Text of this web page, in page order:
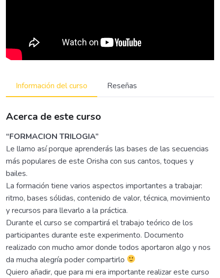
Información del curso Reseñas
Acerca de este curso
“FORMACION TRILOGIA”
Le llamo así porque aprenderás las bases de las secuencias
más populares de este Orisha con sus cantos, toques y
bailes.
La formación tiene varios aspectos importantes a trabajar:
ritmo, bases sólidas, contenido de valor, técnica, movimiento
y recursos para llevarlo a la práctica.
Durante el curso se compartirá el trabajo teórico de los
participantes durante este experimento. Documento
realizado con mucho amor donde todos aportaron algo y nos
da mucha alegría poder compartirlo
Quiero añadir, que para mi era importante realizar este curso